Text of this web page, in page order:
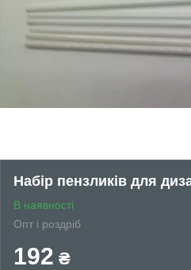
Набір пензликів для
В наявності
Опт і роздріб
192 ₴